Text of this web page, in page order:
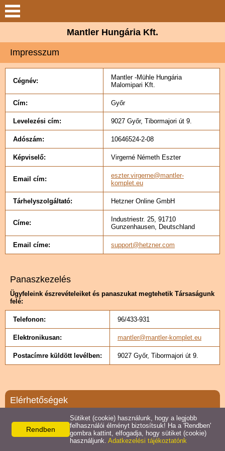
Keresés
Bemutatkozás
Termékcsoportok
Hírek
Galéria
Elérhetőségek
Mantler Hungária Kft.
Impresszum
Cégnév:
Mantler -Mühle Hungária
Malomipari Kft.
Cím: Győr
Levelezési cím: 9027 Győr, Tibormajori út 9.
Adószám: 10646524-2-08
Képviselő: Virgerné Németh Eszter
Email cím:
eszter.virgerne@mantler-
komplet.eu
Tárhelyszolgáltató: Hetzner Online GmbH
Címe:
Industriestr. 25, 91710
Gunzenhausen, Deutschland
Email címe: support@hetzner.com
Panaszkezelés
Ügyfeleink észrevételeiket és panaszukat megtehetik Társaságunk
felé:
Telefonon: 96/433-931
Elektronikusan: mantler@mantler-komplet.eu
Postacímre küldött levélben: 9027 Győr, Tibormajori út 9.
Elérhetőségek
Mantler Hungária Kft.
9027 Győr,
Rendben
Sütiket (cookie) használunk, hogy a legjobb
felhasználói élményt biztosítsuk! Ha a 'Rendben'
gombra kattint, elfogadja, hogy sütiket (cookie)
használjunk. Adatkezelési tájékoztatónk